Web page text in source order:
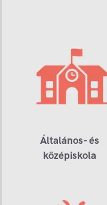
Általános- és
középiskola